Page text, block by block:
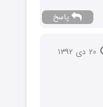
پاسخ